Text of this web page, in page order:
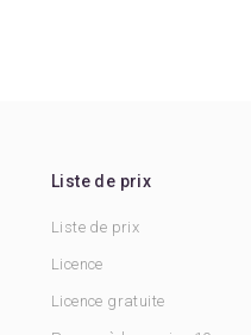
Liste de prix
Liste de prix
Licence
Licence gratuite